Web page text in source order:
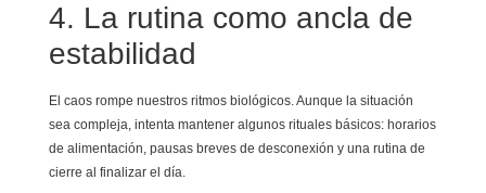
4. La rutina como ancla de
estabilidad
El caos rompe nuestros ritmos biológicos. Aunque la situación
sea compleja, intenta mantener algunos rituales básicos: horarios
de alimentación, pausas breves de desconexión y una rutina de
cierre al finalizar el día.